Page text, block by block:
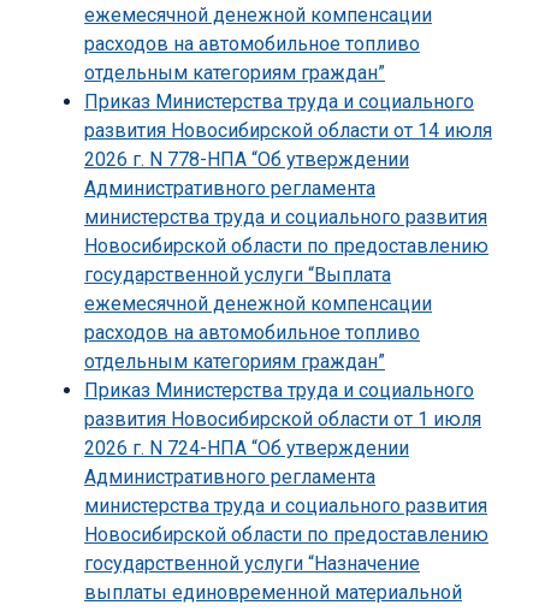
ежемесячной денежной компенсации
расходов на автомобильное топливо
отдельным категориям граждан”
Приказ Министерства труда и социального
развития Новосибирской области от 14 июля
2026 г. N 778-НПА “Об утверждении
Административного регламента
министерства труда и социального развития
Новосибирской области по предоставлению
государственной услуги “Выплата
ежемесячной денежной компенсации
расходов на автомобильное топливо
отдельным категориям граждан”
Приказ Министерства труда и социального
развития Новосибирской области от 1 июля
2026 г. N 724-НПА “Об утверждении
Административного регламента
министерства труда и социального развития
Новосибирской области по предоставлению
государственной услуги “Назначение
выплаты единовременной материальной